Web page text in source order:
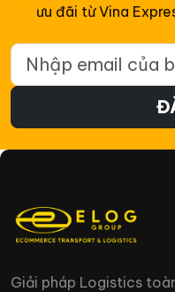
ưu đãi từ Vina
Email đăng ký nhận tin
Giải pháp Logistics